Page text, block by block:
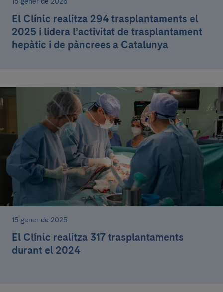
El Clínic realitza 294 trasplantaments el
2025 i lidera l’activitat de trasplantament
hepàtic i de pàncrees a Catalunya
15 gener de 2025
El Clínic realitza 317 trasplantaments
durant el 2024